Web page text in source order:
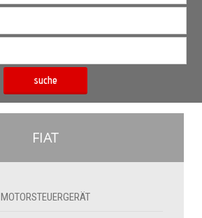
suche
FIAT
MOTORSTEUERGERÄT